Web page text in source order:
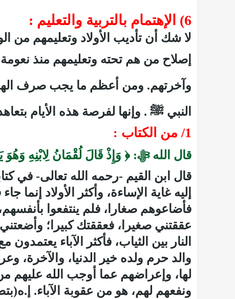
6) الإهتمام بالتربية والتعليم :
لا شك أن تأديب الأولاد وتعليمهم من
إصلاح من هم تحته وتعليمهم منذ
وآخرتهم. ومن أعظم ما يجب صرف
النبي ﷺ . وإنها لفرصة هذه الأيام
1/ من الكتاب :
قال الله ﷻ: ﴿ وَإِذْ قَالَ لُقْمَانُ لِابْنِهِ
قال ابن القيم -رحمه الله تعالى- في
إليه غاية الإساءة، وأكثر الأولاد
فأضاعوهم صغارا، فلم ينتفعوا
عققتني صغيرا، فعققتك كبيرا؛
النار بين الثياب، فأكثر الآباء
والد حرم ولده خير الدنيا، والآخرة،
لها، وإعراضهم عما أوجب الله عليهم من
ونفعهم لهم، هو من عقوبة الآباء.